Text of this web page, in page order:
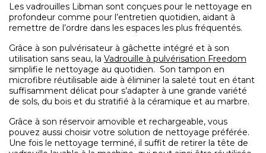
Les vadrouilles Libman sont conçues pour le nettoyage en
profondeur comme pour l’entretien quotidien, aidant à
remettre de l’ordre dans les espaces les plus fréquentés.
Grâce à son pulvérisateur à gâchette intégré et à son
utilisation sans seau, la Vadrouille à pulvérisation Freedom
simplifie le nettoyage au quotidien. Son tampon en
microfibre réutilisable aide à éliminer la saleté tout en étant
suffisamment délicat pour s’adapter à une grande variété
de sols, du bois et du stratifié à la céramique et au marbre.
Grâce à son réservoir amovible et rechargeable, vous
pouvez aussi choisir votre solution de nettoyage préférée.
Une fois le nettoyage terminé, il suffit de retirer la tête de